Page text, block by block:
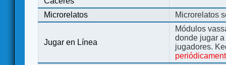
Microrelatos
Microrelatos
Jugar en Línea
Módulos
donde jugar
jugadores.